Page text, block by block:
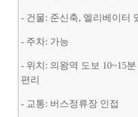
- 건물: 준신축, 엘리베이터
- 주차: 가능
- 위치: 의왕역 도보 10~15
편리
- 교통: 버스정류장 인접